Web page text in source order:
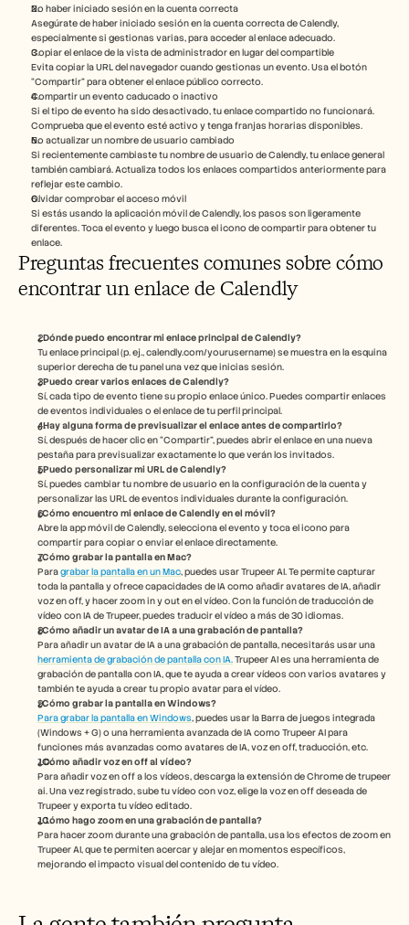
No haber iniciado sesión en la cuenta correcta
Asegúrate de haber iniciado sesión en la cuenta correcta de Calendly,
especialmente si gestionas varias, para acceder al enlace adecuado.
Copiar el enlace de la vista de administrador en lugar del compartible
Evita copiar la URL del navegador cuando gestionas un evento. Usa el botón
“Compartir” para obtener el enlace público correcto.
Compartir un evento caducado o inactivo
Si el tipo de evento ha sido desactivado, tu enlace compartido no funcionará.
Comprueba que el evento esté activo y tenga franjas horarias disponibles.
No actualizar un nombre de usuario cambiado
Si recientemente cambiaste tu nombre de usuario de Calendly, tu enlace general
también cambiará. Actualiza todos los enlaces compartidos anteriormente para
reflejar este cambio.
Olvidar comprobar el acceso móvil
Si estás usando la aplicación móvil de Calendly, los pasos son ligeramente
diferentes. Toca el evento y luego busca el icono de compartir para obtener tu
enlace.
Preguntas frecuentes comunes sobre cómo
encontrar un enlace de Calendly
¿Dónde puedo encontrar mi enlace principal de Calendly?
Tu enlace principal (p. ej., calendly.com/yourusername) se muestra en la esquina
superior derecha de tu panel una vez que inicias sesión.
¿Puedo crear varios enlaces de Calendly?
Sí, cada tipo de evento tiene su propio enlace único. Puedes compartir enlaces
de eventos individuales o el enlace de tu perfil principal.
¿Hay alguna forma de previsualizar el enlace antes de compartirlo?
Sí, después de hacer clic en “Compartir”, puedes abrir el enlace en una nueva
pestaña para previsualizar exactamente lo que verán los invitados.
¿Puedo personalizar mi URL de Calendly?
Sí, puedes cambiar tu nombre de usuario en la configuración de la cuenta y
personalizar las URL de eventos individuales durante la configuración.
¿Cómo encuentro mi enlace de Calendly en el móvil?
Abre la app móvil de Calendly, selecciona el evento y toca el icono para
compartir para copiar o enviar el enlace directamente.
¿Cómo grabar la pantalla en Mac?
Para grabar la pantalla en un Mac, puedes usar Trupeer AI. Te permite capturar
toda la pantalla y ofrece capacidades de IA como añadir avatares de IA, añadir
voz en off, y hacer zoom in y out en el vídeo. Con la función de traducción de
vídeo con IA de Trupeer, puedes traducir el vídeo a más de 30 idiomas.
¿Cómo añadir un avatar de IA a una grabación de pantalla?
herramienta de grabación de pantalla con IA. Trupeer AI es una herramienta de
grabación de pantalla con IA, que te ayuda a crear vídeos con varios avatares y
también te ayuda a crear tu propio avatar para el vídeo.
¿Cómo grabar la pantalla en Windows?
Para grabar la pantalla en Windows, puedes usar la Barra de juegos integrada
(Windows + G) o una herramienta avanzada de IA como Trupeer AI para
funciones más avanzadas como avatares de IA, voz en off, traducción, etc.
¿Cómo añadir voz en off al vídeo?
Para añadir voz en off a los vídeos, descarga la extensión de Chrome de trupeer
ai. Una vez registrado, sube tu vídeo con voz, elige la voz en off deseada de
Trupeer y exporta tu vídeo editado.
¿Cómo hago zoom en una grabación de pantalla?
Para hacer zoom durante una grabación de pantalla, usa los efectos de zoom en
Trupeer AI, que te permiten acercar y alejar en momentos específicos,
mejorando el impacto visual del contenido de tu vídeo.